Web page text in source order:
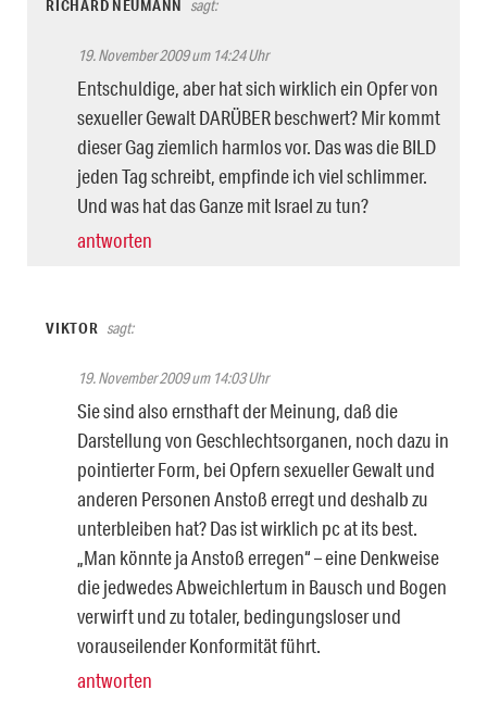
RICHARD NEUMANN sagt:
19. November 2009 um 14:24 Uhr
Entschuldige, aber hat sich wirklich ein Opfer von
sexueller Gewalt DARÜBER beschwert? Mir kommt
dieser Gag ziemlich harmlos vor. Das was die BILD
jeden Tag schreibt, empfinde ich viel schlimmer.
Und was hat das Ganze mit Israel zu tun?
antworten
VIKTOR sagt:
19. November 2009 um 14:03 Uhr
Sie sind also ernsthaft der Meinung, daß die
Darstellung von Geschlechtsorganen, noch dazu in
pointierter Form, bei Opfern sexueller Gewalt und
anderen Personen Anstoß erregt und deshalb zu
unterbleiben hat? Das ist wirklich pc at its best.
„Man könnte ja Anstoß erregen“ – eine Denkweise
die jedwedes Abweichlertum in Bausch und Bogen
verwirft und zu totaler, bedingungsloser und
vorauseilender Konformität führt.
antworten